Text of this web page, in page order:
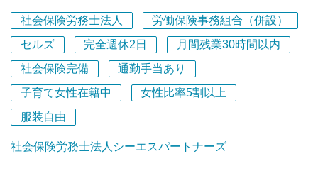
好きなご飯：全部美味しかったですが強いて選ぶのであれ
ば、、グラタン、カレードリア、担々麺、かつ丼が特に好
きでした。
■その他
・開業から無借金で経営・毎期黒字で財務は非常に安定し
ています。
一般企業で社労士業務の経験者やブランクのある方も歓迎
します。
子育て事情にも配慮した、家庭との両立も可能な長く安心
して働ける職場です。
ご興味がありましたら、ぜひご応募ください。
お待ちしております。
社会保険労務士法人
労働保険事務組合（併設）
セルズ
完全週休2日
月間残業30時間以内
社会保険完備
通勤手当あり
子育て女性在籍中
女性比率5割以上
服装自由
社会保険労務士法人シーエスパートナーズ